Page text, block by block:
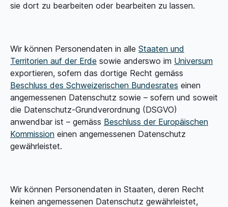
sie dort zu bearbeiten oder bearbeiten zu lassen.
Wir können Personendaten in alle Staaten und
Territorien auf der Erde sowie anderswo im Universum
exportieren, sofern das dortige Recht gemäss
Beschluss des Schweizerischen Bundesrates einen
angemessenen Datenschutz sowie – sofern und soweit
die Datenschutz-Grund­verordnung (DSGVO)
anwendbar ist – gemäss Beschluss der Europäischen
Kommission einen angemessenen Datenschutz
gewährleistet.
Wir können Personendaten in Staaten, deren Recht
keinen angemessenen Datenschutz gewährleistet,